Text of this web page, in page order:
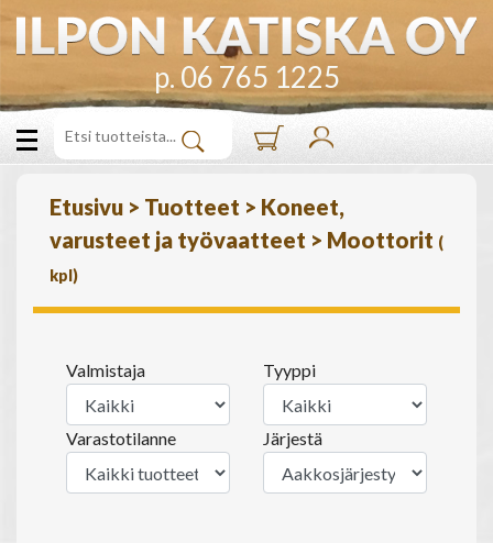
p. 06 765 1225
Etusivu > Tuotteet > Koneet,
varusteet ja työvaatteet > Moottorit (
kpl)
Valmistaja Tyyppi
Varastotilanne Järjestä